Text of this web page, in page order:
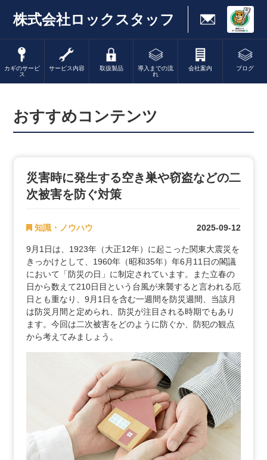
株式会社ロックスタッフ
カギのサービ
ス
サービス内容 取扱製品
導入までの流
れ
会社案内 ブログ
おすすめコンテンツ
災害時に発生する空き巣や窃盗などの二
次被害を防ぐ対策
知識・ノウハウ 2025-09-12
9月1日は、1923年（大正12年）に起こった関東大震災を
きっかけとして、1960年（昭和35年）年6月11日の閣議
において「防災の日」に制定されています。また立春の
日から数えて210日目という台風が来襲すると言われる厄
日とも重なり、9月1日を含む一週間を防災週間、当該月
は防災月間と定められ、防災が注目される時期でもあり
ます。今回は二次被害をどのように防ぐか、防犯の観点
から考えてみましょう。